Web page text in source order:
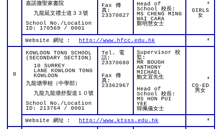
嘉諾撒聖家書院
九龍延文禮士道３３號
School No./Location
ID: 170569 / 0001
Fax 傳
真:
23370827
Head of
School 校長:
MS CHENG MING
WAI CARA
鄭明慧女士
*
GIRLS
女
Website 網址 : http://www.hfcc.edu.hk *
8
KOWLOON TONG SCHOOL
(SECONDARY SECTION)
10 SURREY
LANE KOWLOON TONG
KOWLOON
九龍塘學校（中學部）
九龍九龍塘舒梨道１０號
School No./Location
ID: 213764 / 0001
Tel. 電
話:
23370680
Fax 傳
真:
23362967
Supervisor 校
監:
MR BOUGH
ANTHONY
MICHAEL
鮑文宜先生
Head of
School 校長:
MS HON PUI
YEE
韓佩儀女士
*
CO-ED
男女
Website 網址 : http://www.ktsss.edu.hk *